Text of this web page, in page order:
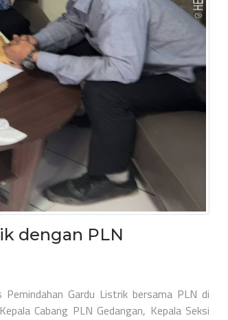
dengan PLN
Gardu Listrik bersama PLN di
Cabang PLN Gedangan, Kepala Seksi